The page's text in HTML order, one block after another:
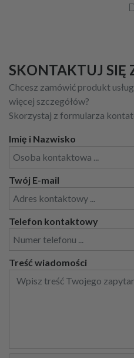
SKONTAKTUJ SIĘ
Chcesz zamówić produkt
więcej szczegółów?
Skorzystaj z formularza
Imię i Nazwisko
Twój E-mail
Telefon kontaktowy
Treść wiadomości